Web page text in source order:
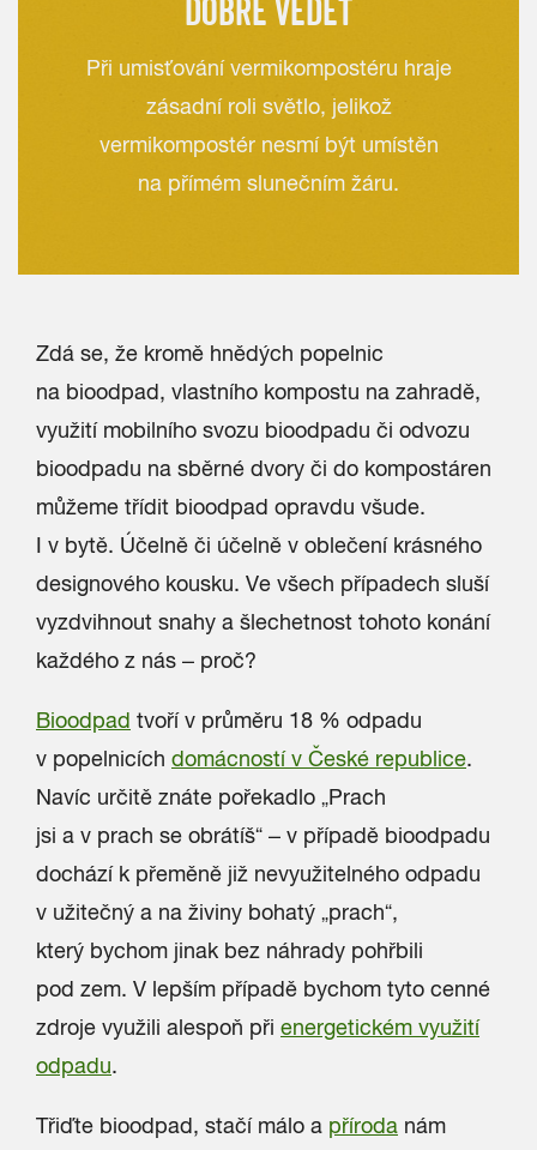
DOBRÉ VĚDĚT
Při umisťování vermikompostéru hraje
zásadní roli světlo, jelikož
vermikompostér nesmí být umístěn
na přímém slunečním žáru.
Zdá se, že kromě hnědých popelnic
na bioodpad, vlastního kompostu na zahradě,
využití mobilního svozu bioodpadu či odvozu
bioodpadu na sběrné dvory či do kompostáren
můžeme třídit bioodpad opravdu všude.
I v bytě. Účelně či účelně v oblečení krásného
designového kousku. Ve všech případech sluší
vyzdvihnout snahy a šlechetnost tohoto konání
každého z nás – proč?
Bioodpad tvoří v průměru 18 % odpadu
v popelnicích domácností v České republice.
Navíc určitě znáte pořekadlo „Prach
jsi a v prach se obrátíš“ – v případě bioodpadu
dochází k přeměně již nevyužitelného odpadu
v užitečný a na živiny bohatý „prach“,
který bychom jinak bez náhrady pohřbili
pod zem. V lepším případě bychom tyto cenné
zdroje využili alespoň při energetickém využití
odpadu.
Třiďte bioodpad, stačí málo a příroda nám